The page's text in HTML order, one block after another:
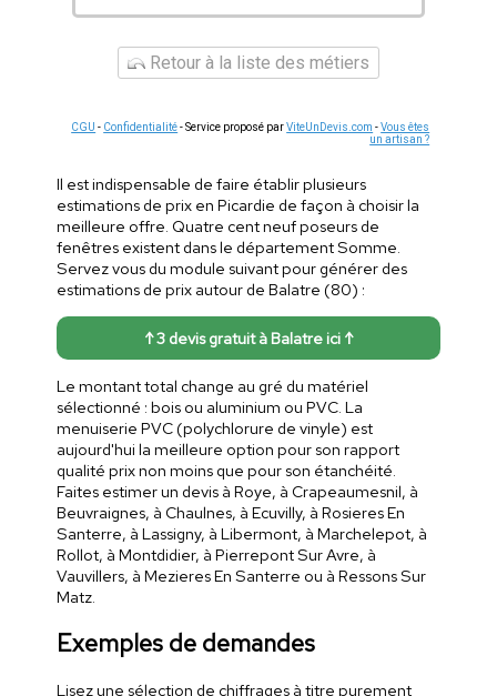
Retour à la liste des métiers
CGU - Confidentialité- Service proposé parViteUnDevis.com -Vous êtes
un artisan ?
Il est indispensable de faire établir plusieurs
estimations de prix en Picardie de façon à choisir la
meilleure offre. Quatre cent neuf poseurs de
fenêtres existent dans le département Somme.
Servez vous du module suivant pour générer des
estimations de prix autour de Balatre (80) :
↑ 3 devis gratuit à Balatre ici ↑
Le montant total change au gré du matériel
sélectionné : bois ou aluminium ou PVC. La
menuiserie PVC (polychlorure de vinyle) est
aujourd'hui la meilleure option pour son rapport
qualité prix non moins que pour son étanchéité.
Faites estimer un devis à Roye, à Crapeaumesnil, à
Beuvraignes, à Chaulnes, à Ecuvilly, à Rosieres En
Santerre, à Lassigny, à Libermont, à Marchelepot, à
Rollot, à Montdidier, à Pierrepont Sur Avre, à
Vauvillers, à Mezieres En Santerre ou à Ressons Sur
Matz.
Exemples de demandes
Lisez une sélection de chiffrages à titre purement